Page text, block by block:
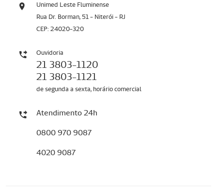
Unimed Leste Fluminense
Rua Dr. Borman, 51 - Niterói - RJ
CEP: 24020-320
Ouvidoria
21 3803-1120
21 3803-1121
de segunda a sexta, horário comercial
Atendimento 24h
0800 970 9087
4020 9087